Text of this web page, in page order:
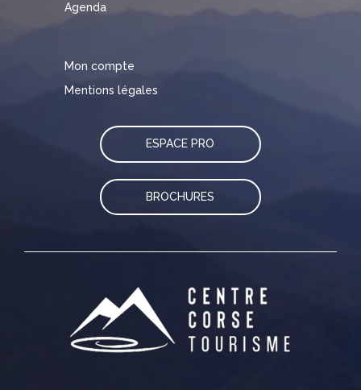
Agenda
Mon compte
Mentions légales
ESPACE PRO
BROCHURES